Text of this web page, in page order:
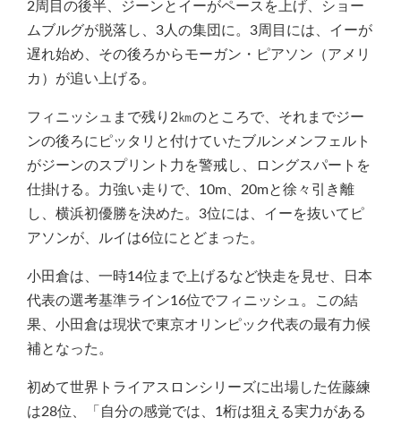
2周目の後半、ジーンとイーがペースを上げ、ショー
ムブルグが脱落し、3人の集団に。3周目には、イーが
遅れ始め、その後ろからモーガン・ピアソン（アメリ
カ）が追い上げる。
フィニッシュまで残り2㎞のところで、それまでジー
ンの後ろにピッタリと付けていたブルンメンフェルト
がジーンのスプリント力を警戒し、ロングスパートを
仕掛ける。力強い走りで、10m、20mと徐々引き離
し、横浜初優勝を決めた。3位には、イーを抜いてピ
アソンが、ルイは6位にとどまった。
小田倉は、一時14位まで上げるなど快走を見せ、日本
代表の選考基準ライン16位でフィニッシュ。この結
果、小田倉は現状で東京オリンピック代表の最有力候
補となった。
初めて世界トライアスロンシリーズに出場した佐藤練
は28位、「自分の感覚では、1桁は狙える実力がある